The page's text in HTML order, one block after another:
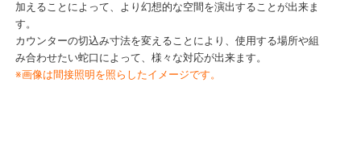
加えることによって、より幻想的な空間を演出することが出来ま
す。
カウンターの切込み寸法を変えることにより、使用する場所や組
み合わせたい蛇口によって、様々な対応が出来ます。
※画像は間接照明を照らしたイメージです。